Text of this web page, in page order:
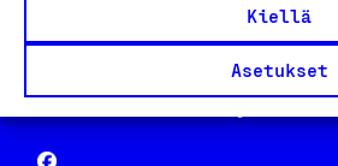
Kiellä
Asetukset
Yhteiskunnallinen Yritys -merkki